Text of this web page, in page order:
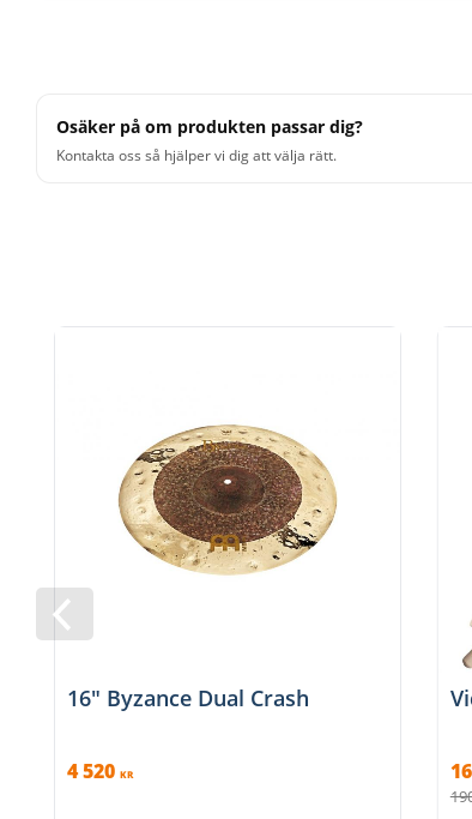
Osäker på om produkten passar dig?
Kontakta oss så hjälper vi dig att välja rätt.
16" Byzance Dual Crash
4 520 KR